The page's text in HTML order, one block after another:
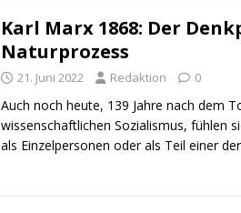
Karl Marx 1868: Der
Naturprozess
21. Juni 2022 Redaktion 0
Auch noch heute, 139 Jahre nach dem
wissenschaftlichen Sozialismus, fühlen
als Einzelpersonen oder als Teil einer der